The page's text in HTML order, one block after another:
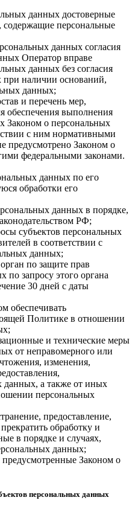
данных достоверные
персональные
данных согласия
Оператор вправе
данных без согласия
при наличии оснований,
данных;
и перечень мер,
обеспечения выполнения
Законом о персональных
с ним нормативными
предусмотрено Законом о
федеральными законами.
данных по его
обработки его
данных в порядке,
РФ;
субъектов персональных
в соответствии с
данных;
по защите прав
по запросу этого органа
30 дней с даты
обеспечивать
Политике в отношении
и технические меры
от неправомерного или
изменения,
данных, а также от иных
персональных
предоставление,
обработку и
в порядке и случаях,
данных;
Законом о
персональных данных